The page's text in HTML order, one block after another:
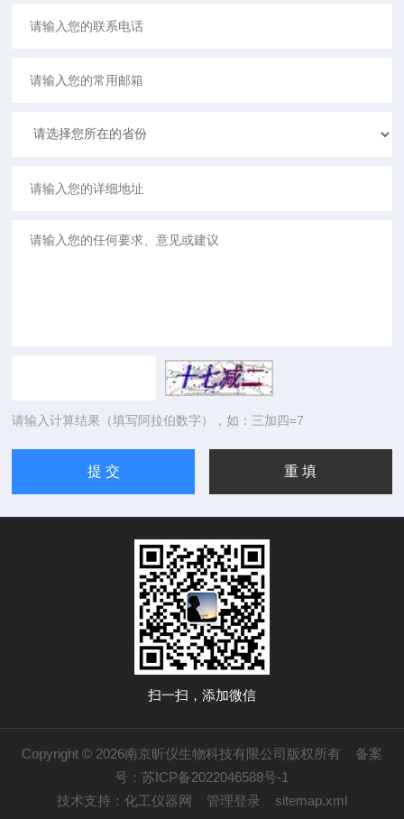
请输入计算结果（填写阿拉伯数字），如：三加四=7
扫一扫，添加微信
Copyright © 2026南京昕仪生物科技有限公司版权所有 备案
号：苏ICP备2022046588号-1
技术支持： 化工仪器网 管理登录 sitemap.xml